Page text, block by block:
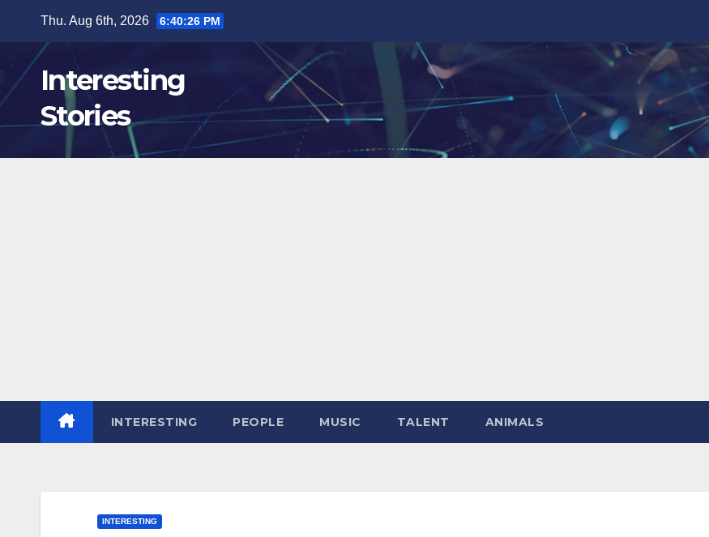
content
Thu. Aug 6th, 2026 6:40:27 PM
Interesting
Stories
INTERESTING PEOPLE MUSIC TALENT ANIMALS
INTERESTING